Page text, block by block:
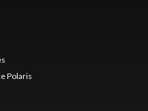
Polaris